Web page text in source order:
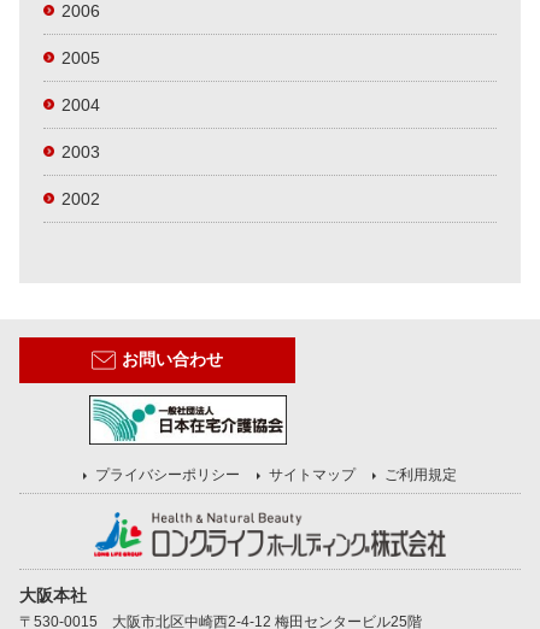
2006
2005
2004
2003
2002
お問い合わせ
プライバシーポリシー サイトマップ ご利用規定
大阪本社
〒530-0015 大阪市北区中崎西2-4-12 梅田センタービル25階